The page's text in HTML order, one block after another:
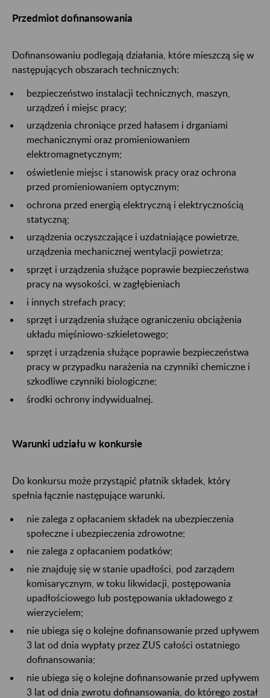
Przedmiot dofinansowania
Dofinansowaniu podlegają działania, które mieszczą się w
następujących obszarach technicznych:
bezpieczeństwo instalacji technicznych, maszyn,
urządzeń i miejsc pracy;
urządzenia chroniące przed hałasem i drganiami
mechanicznymi oraz promieniowaniem
elektromagnetycznym;
oświetlenie miejsc i stanowisk pracy oraz ochrona
przed promieniowaniem optycznym;
ochrona przed energią elektryczną i elektrycznością
statyczną;
urządzenia oczyszczające i uzdatniające powietrze,
urządzenia mechanicznej wentylacji powietrza;
sprzęt i urządzenia służące poprawie bezpieczeństwa
pracy na wysokości, w zagłębieniach
i innych strefach pracy;
sprzęt i urządzenia służące ograniczeniu obciążenia
układu mięśniowo-szkieletowego;
sprzęt i urządzenia służące poprawie bezpieczeństwa
pracy w przypadku narażenia na czynniki chemiczne i
szkodliwe czynniki biologiczne;
środki ochrony indywidualnej.
Warunki udziału w konkursie
Do konkursu może przystąpić płatnik składek, który
spełnia łącznie następujące warunki.
nie zalega z opłacaniem składek na ubezpieczenia
społeczne i ubezpieczenia zdrowotne;
nie zalega z opłacaniem podatków;
nie znajduję się w stanie upadłości, pod zarządem
komisarycznym, w toku likwidacji, postępowania
upadłościowego lub postępowania układowego z
wierzycielem;
nie ubiega się o kolejne dofinansowanie przed upływem
3 lat od dnia wypłaty przez ZUS całości ostatniego
dofinansowania;
nie ubiega się o kolejne dofinansowanie przed upływem
3 lat od dnia zwrotu dofinansowania, do którego został